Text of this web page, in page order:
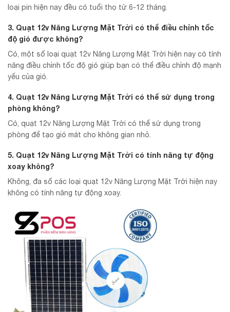
loại pin hiện nay đều có tuổi thọ từ 6-12 tháng.
3. Quạt 12v Năng Lượng Mặt Trời có thể điều chỉnh tốc
độ gió được không?
Có, một số loại quạt 12v Năng Lượng Mặt Trời hiện nay có tính
năng điều chỉnh tốc độ gió giúp bạn có thể điều chỉnh độ mạnh
yếu của gió.
4. Quạt 12v Năng Lượng Mặt Trời có thể sử dụng trong
phòng không?
Có, quạt 12v Năng Lượng Mặt Trời có thể sử dụng trong
phòng để tạo gió mát cho không gian nhỏ.
5. Quạt 12v Năng Lượng Mặt Trời có tính năng tự động
xoay không?
Không, đa số các loại quạt 12v Năng Lượng Mặt Trời hiện nay
không có tính năng tự động xoay.